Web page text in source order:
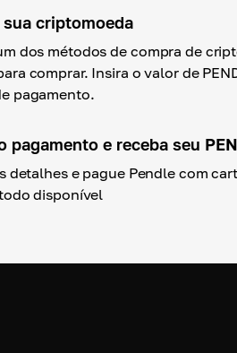
sua criptomoeda
dos métodos de compra de
comprar. Insira o valor de
pagamento.
pagamento e receba seu
detalhes e pague Pendle com
disponível